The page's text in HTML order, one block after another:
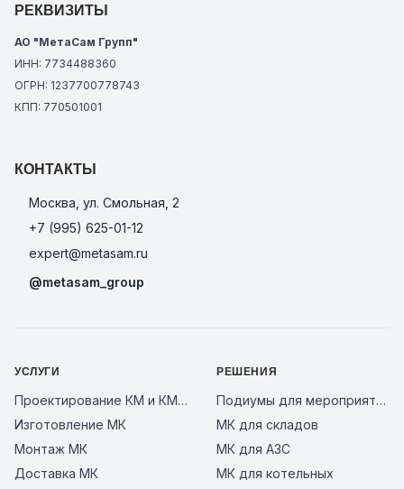
РЕКВИЗИТЫ
АО "МетаСам Групп"
ИНН: 7734488360
ОГРН: 1237700778743
КПП: 770501001
КОНТАКТЫ
Москва, ул. Смольная, 2
+7 (995) 625-01-12
expert@metasam.ru
@metasam_group
УСЛУГИ
Проектирование КМ и КМД
Изготовление МК
Монтаж МК
Доставка МК
РЕШЕНИЯ
Подиумы для мероприятий
МК для складов
МК для АЗС
МК для котельных